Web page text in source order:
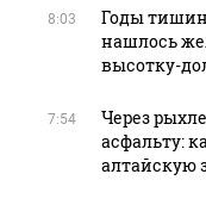
8:03
Годы
нашлось
высотку-
7:54
Через
асфальту:
алтайскую